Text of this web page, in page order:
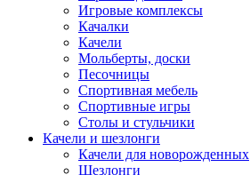
Игровые комплексы
Качалки
Качели
Мольберты, доски
Песочницы
Спортивная мебель
Спортивные игры
Столы и стульчики
Качели и шезлонги
Качели для новорожденных
Шезлонги